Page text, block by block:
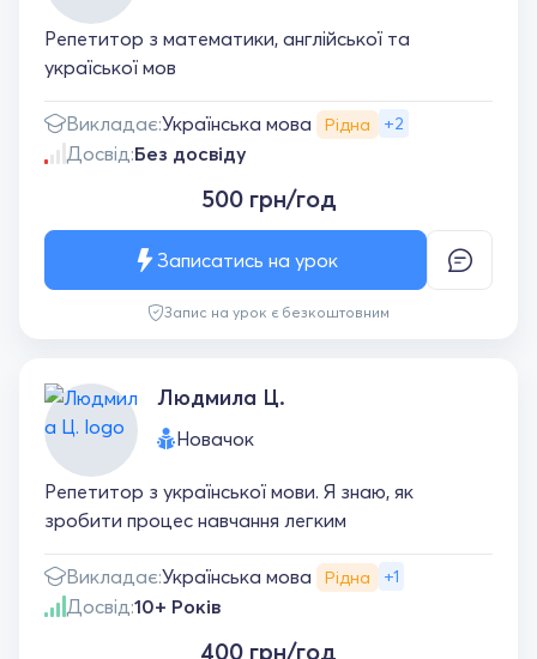
Репетитор з математики, англійської та
україської мов
Викладає:Українська мова Рідна +2
Досвід:Без досвіду
500 грн/год
Запис на урок є безкоштовним
Записатись на урок
Людмила Ц.
Новачок
Репетитор з української мови. Я знаю, як
зробити процес навчання легким
Викладає:Українська мова Рідна +1
Досвід:10+ Років
400 грн/год